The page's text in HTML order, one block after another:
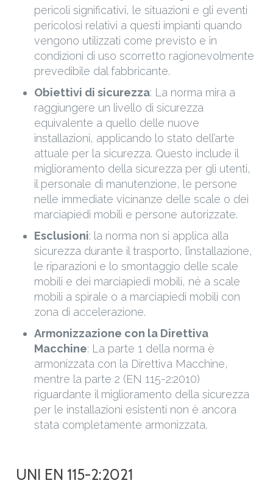
pericoli significativi, le situazioni e gli eventi
pericolosi relativi a questi impianti quando
vengono utilizzati come previsto e in
condizioni di uso scorretto ragionevolmente
prevedibile dal fabbricante​.
Obiettivi di sicurezza: La norma mira a
raggiungere un livello di sicurezza
equivalente a quello delle nuove
installazioni, applicando lo stato dell’arte
attuale per la sicurezza. Questo include il
miglioramento della sicurezza per gli utenti,
il personale di manutenzione, le persone
nelle immediate vicinanze delle scale o dei
marciapiedi mobili e persone autorizzate.
Esclusioni: la norma non si applica alla
sicurezza durante il trasporto, l’installazione,
le riparazioni e lo smontaggio delle scale
mobili e dei marciapiedi mobili, né a scale
mobili a spirale o a marciapiedi mobili con
zona di accelerazione.
Armonizzazione con la Direttiva
Macchine: La parte 1 della norma è
armonizzata con la Direttiva Macchine,
mentre la parte 2 (EN 115-2:2010)
riguardante il miglioramento della sicurezza
per le installazioni esistenti non è ancora
stata completamente armonizzata.
UNI EN 115-2:2021